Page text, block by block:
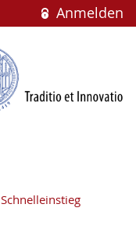
Anmelden
Schnelleinstieg